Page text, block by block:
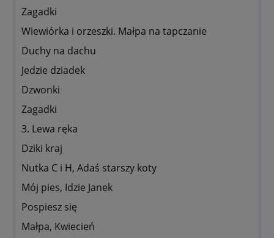
Zagadki
Wiewiórka i orzeszki. Małpa na tapczanie
Duchy na dachu
Jedzie dziadek
Dzwonki
Zagadki
3. Lewa ręka
Dziki kraj
Nutka C i H, Adaś starszy koty
Mój pies, Idzie Janek
Pospiesz się
Małpa, Kwiecień